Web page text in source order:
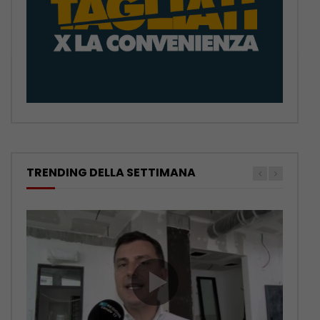
TRENDING DELLA SETTIMANA